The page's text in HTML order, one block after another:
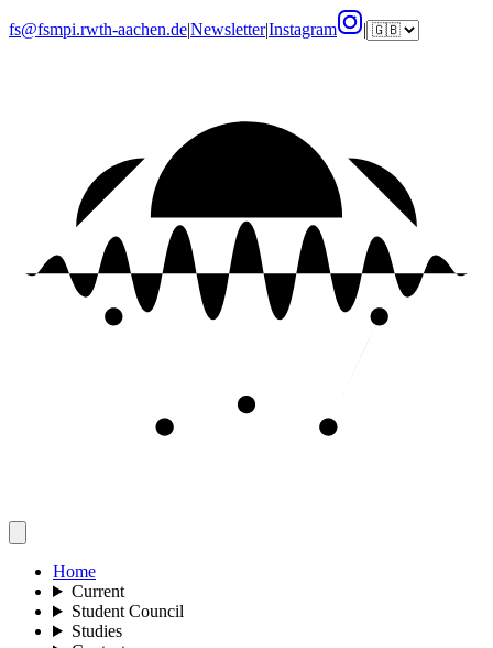
fs@fsmpi.rwth-aachen.de|Newsletter|Instagram |
Home
Current
Student Council
Studies